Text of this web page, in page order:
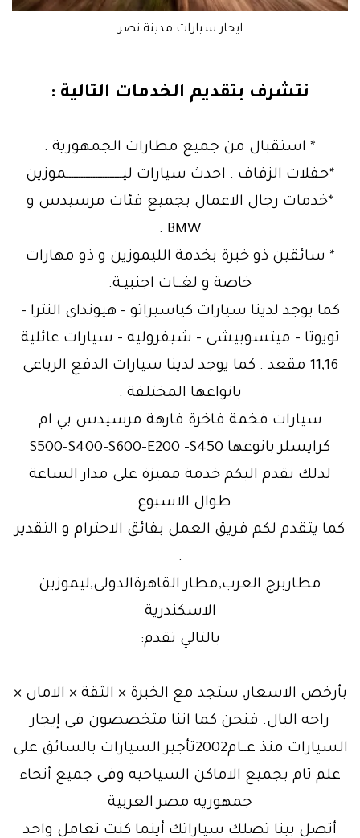
ايجار سيارات مدينة نصر
نتشرف بتقديم الخدمات التالية :
* استقبال من جميع مطارات الجمهورية .
*حفلات الزفاف . احدث سيارات ليـــــــــــــــــــــــموزين
*خدمات رجال الاعمال بجميع فئات مرسيدس و
BMW .
* سائقين ذو خبرة بخدمة الليموزين و ذو مهارات
خاصة و لغــات اجنبيـة.
كما يوجد لدينا سيارات كياسيراتو – هيونداى النترا –
تويوتا – ميتسوبيشى – شيفروليه – سيارات عائلية
11,16 مقعد . كما يوجد لدينا سيارات الدفع الرباعى
بانواعها المختلفة .
سيارات فخمة فاخرة فارهة مرسيدس بي ام
كرايسلر بانوعها S500-S400-S600-E200 -S450
لذلك نقدم اليكم خدمة مميزة على مدار الساعة
طوال الاسبوع .
كما يتقدم لكم فريق العمل بفائق الاحترام و التقدير
.
مطاربرج العرب,مطار القاهرةالدولى,ليموزين
الاسكندرية
بالتالي تقدم:
بأرخص الاسعار, ستجد مع الخبرة × الثقة × الامان ×
راحه البال. فنحن كما اننا متخصصون فى إيجار
السيارات منذ عــام2002تأجير السيارات بالسائق على
علم تام بجميع الاماكن السياحيه وفى جميع أنحاء
جمهوريه مصر العربية
أتصل بينا تصلك سياراتك أينما كنت تعامل واحد